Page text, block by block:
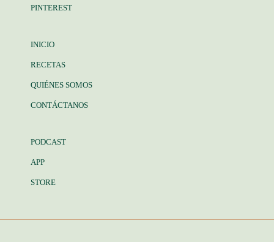
PINTEREST
INICIO
RECETAS
QUIÉNES SOMOS
CONTÁCTANOS
PODCAST
APP
STORE